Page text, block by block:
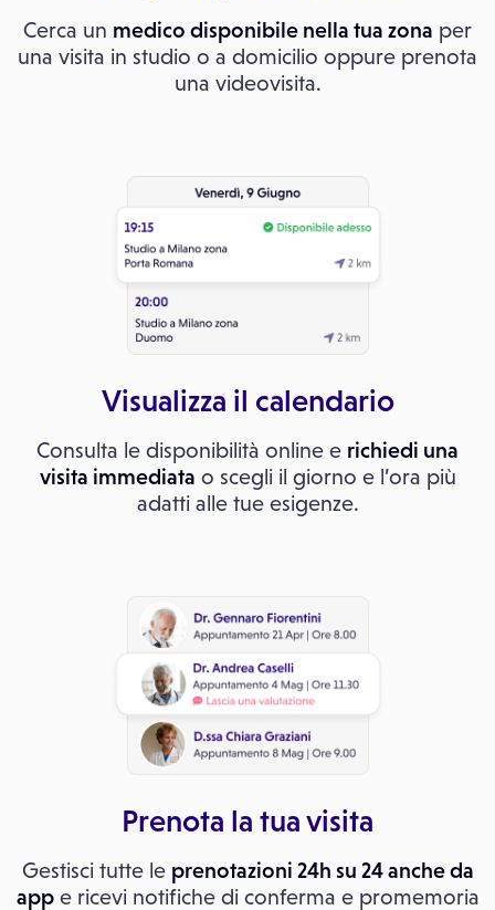
Cerca un medico disponibile nella tua zona per
una visita in studio o a domicilio oppure prenota
una videovisita.
Visualizza il calendario
Consulta le disponibilità online e richiedi una
visita immediata o scegli il giorno e l’ora più
adatti alle tue esigenze.
Prenota la tua visita
Gestisci tutte le prenotazioni 24h su 24 anche da
appe ricevi notifiche di conferma e promemoria